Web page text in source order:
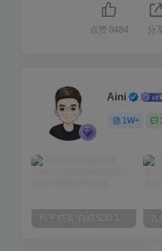
点赞 8484 分
Aini
1W+
和平精英-自瞄S30 1.0.0 九